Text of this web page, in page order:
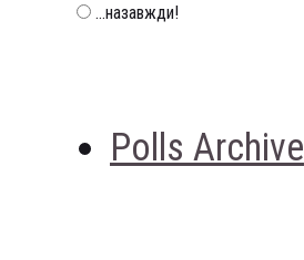
...назавжди!
Polls Archive